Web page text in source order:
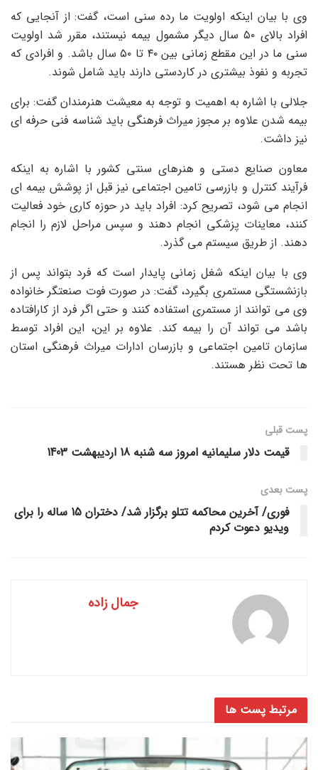
وی با بیان اینکه اولویت ما رده سنی است، گفت: از آنجایی که
افراد بالای ۵۰ سال دیگر مشمول بیمه نیستند، مقرر شد اولویت
سنی ما در این مقطع زمانی بین ۴۰ تا ۵۰ سال باشد. و افرادی که
تجربه و نفوذ بیشتری در کاردستی دارند باید شامل شوند.
جلالی با اشاره به اهمیت و توجه به معیشت هنرمندان گفت: برای
بیمه شدن علاوه بر مجوز میراث فرهنگی باید شناسه فنی حرفه ای
نیز داشت.
معاون صنایع دستی و هنرهای سنتی کشور با اشاره به اینکه
فرآیند کنترل و بازرسی تامین اجتماعی نیز قبل از پوشش بیمه ای
انجام می شود، تصریح کرد: افراد باید در حوزه کاری خود فعالیت
کنند، معاینات پزشکی انجام دهند و سپس مراحل لازم را انجام
دهند. از طریق سیستم می گذرد.
وی با بیان اینکه شغل زمانی پایدار است که فرد بتواند پس از
بازنشستگی مستمری بگیرد، گفت: در صورت فوت صنعتگر خانواده
وی می توانند از مستمری استفاده کنند و حتی اگر فرد از کارافتاده
باشد می تواند آن را بیمه کند. علاوه بر این، این افراد توسط
سازمان تامین اجتماعی و بازرسان ادارات میراث فرهنگی استان
ها تحت نظر هستند.
پست قبلی
قیمت دلار سلیمانیه امروز سه شنبه 18 اردیبهشت 1403
پست‌ بعدی
فوری/ آخرین محاکمه تتلو برگزار شد/ دختران 15 ساله را برای
ویدیو دعوت کردم
جمال زاده
مرتبط پست ها